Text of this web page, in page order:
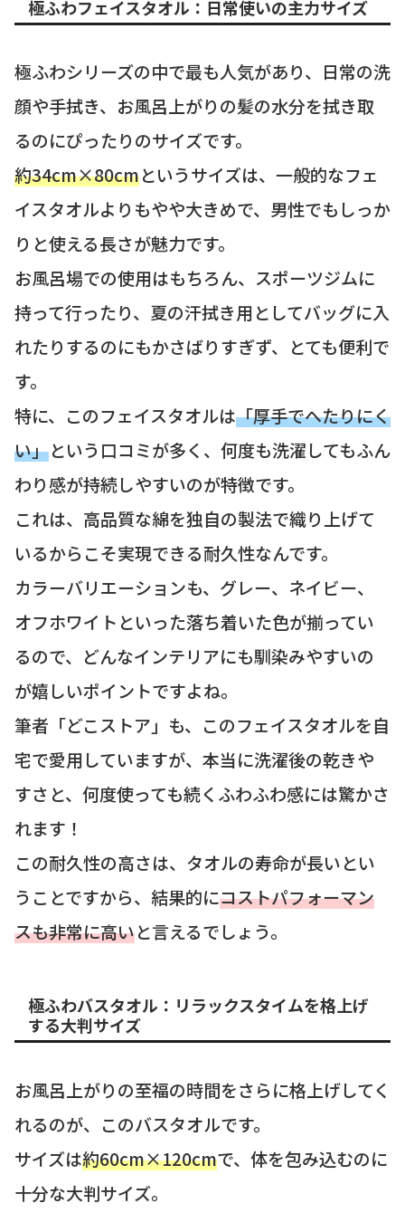
極ふわフェイスタオル：日常使いの主力サイズ
極ふわシリーズの中で最も人気があり、日常の洗
顔や手拭き、お風呂上がりの髪の水分を拭き取
るのにぴったりのサイズです。
約34cm×80cmというサイズは、一般的なフェ
イスタオルよりもやや大きめで、男性でもしっか
りと使える長さが魅力です。
お風呂場での使用はもちろん、スポーツジムに
持って行ったり、夏の汗拭き用としてバッグに入
れたりするのにもかさばりすぎず、とても便利で
す。
特に、このフェイスタオルは「厚手でへたりにく
い」という口コミが多く、何度も洗濯してもふん
わり感が持続しやすいのが特徴です。
これは、高品質な綿を独自の製法で織り上げて
いるからこそ実現できる耐久性なんです。
カラーバリエーションも、グレー、ネイビー、
オフホワイトといった落ち着いた色が揃ってい
るので、どんなインテリアにも馴染みやすいの
が嬉しいポイントですよね。
筆者「どこストア」も、このフェイスタオルを自
宅で愛用していますが、本当に洗濯後の乾きや
すさと、何度使っても続くふわふわ感には驚かさ
れます！
この耐久性の高さは、タオルの寿命が長いとい
うことですから、結果的にコストパフォーマン
スも非常に高いと言えるでしょう。
極ふわバスタオル：リラックスタイムを格上げ
する大判サイズ
お風呂上がりの至福の時間をさらに格上げしてく
れるのが、このバスタオルです。
サイズは約60cm×120cmで、体を包み込むのに
十分な大判サイズ。